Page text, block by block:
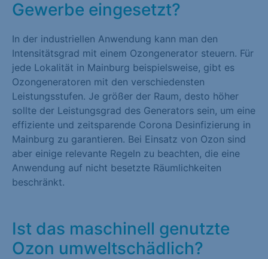
Gewerbe eingesetzt?
In der industriellen Anwendung kann man den
Intensitätsgrad mit einem Ozongenerator steuern. Für
jede Lokalität in Mainburg beispielsweise, gibt es
Ozongeneratoren mit den verschiedensten
Leistungsstufen. Je größer der Raum, desto höher
sollte der Leistungsgrad des Generators sein, um eine
effiziente und zeitsparende Corona Desinfizierung in
Mainburg zu garantieren. Bei Einsatz von Ozon sind
aber einige relevante Regeln zu beachten, die eine
Anwendung auf nicht besetzte Räumlichkeiten
beschränkt.
Ist das maschinell genutzte
Ozon umweltschädlich?